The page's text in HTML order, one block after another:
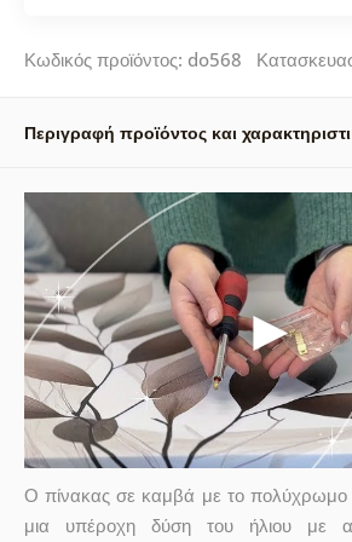
Κωδικός προϊόντος: do568
Περιγραφή προϊόντος και
Ο πίνακας σε καμβά με το πολύχρωμο
μια υπέροχη δύση του ήλιου με